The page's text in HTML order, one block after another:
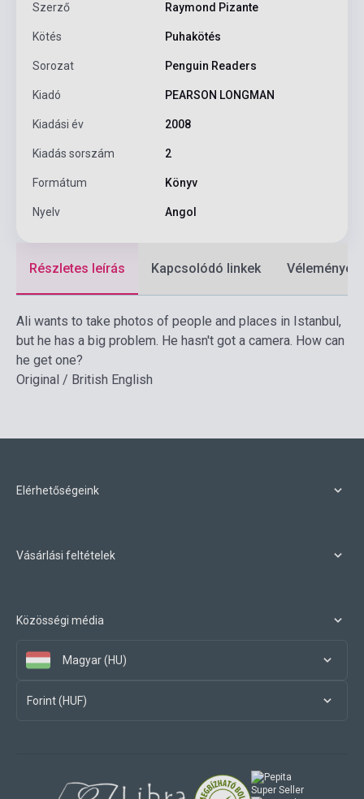
Szerző Raymond Pizante
Kötés Puhakötés
Sorozat Penguin Readers
Kiadó PEARSON LONGMAN
Kiadási év 2008
Kiadás sorszám 2
Formátum Könyv
Nyelv Angol
Részletes leírás Kapcsolódó linkek Vélemények
Ali wants to take photos of people and places in Istanbul,
but he has a big problem. He hasn't got a camera. How can
he get one?
Original / British English
Elérhetőségeink
Vásárlási feltételek
Közösségi média
Magyar (HU)
Forint (HUF)